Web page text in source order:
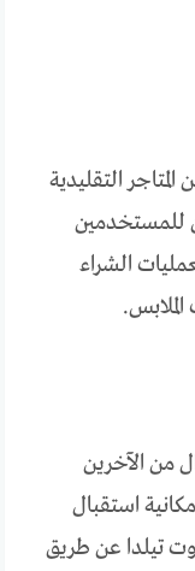
التقليدية
للمستخدمين
الشراء
من الآخرين
استقبال
تيلدا عن طريق